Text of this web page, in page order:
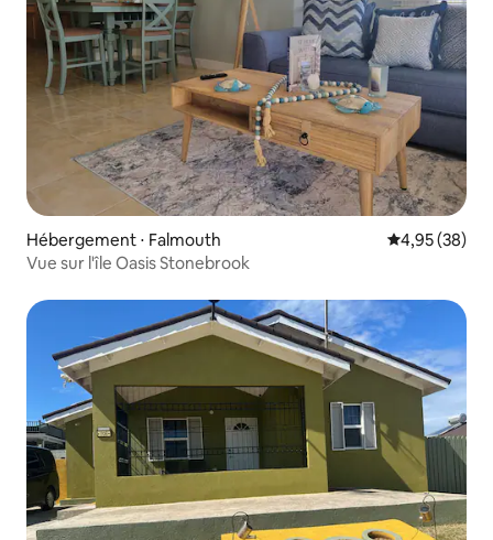
Hébergement ⋅ Falmouth Évaluation
4,95 (38)
Vue sur l'île Oasis Stonebrook